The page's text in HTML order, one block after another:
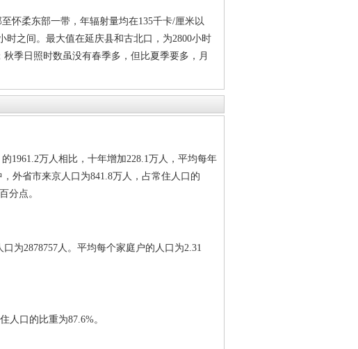
怀柔东部一带，年辐射量均在135千卡/厘米以
时之间。最大值在延庆县和古北口，为2800小时
季日照时数虽没有春季多，但比夏季要多，月
1961.2万人相比，十年增加228.1万人，平均每年
外省市来京人口为841.8万人，占常住人口的
分点。
为2878757人。平均每个家庭户的人口为2.31
口的比重为87.6%。